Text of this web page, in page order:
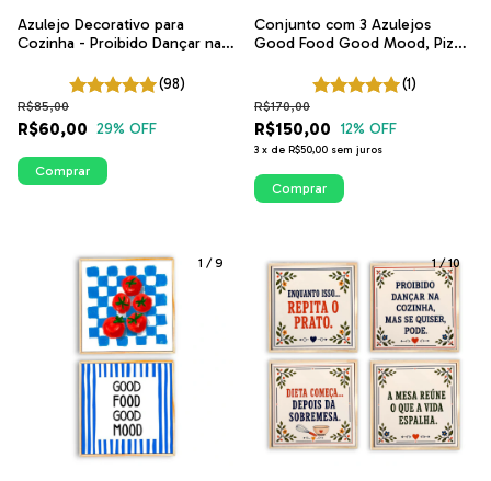
Azulejo Decorativo para
Cozinha - Proibido Dançar na
Coleção Portugal
(98)
R$60,00
R$85,00
29% OFF
Comprar
Conjunto com 3 Azulejos
Good Food Good Mood, Pizza
Cozinha Ilustrada
(1)
R$150,00
R$170,00
12% OFF
3 x de R$50,00 sem juros
Comprar
1 /9 1/10